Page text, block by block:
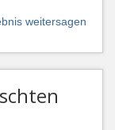
weitersagen